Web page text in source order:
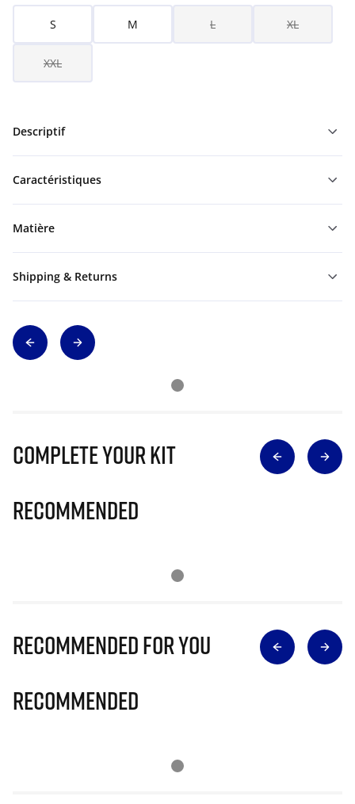
S M L XL
XXL
Descriptif
Caractéristiques
Matière
Shipping & Returns
Complete Your Kit
Recommended
Recommended for you
Recommended